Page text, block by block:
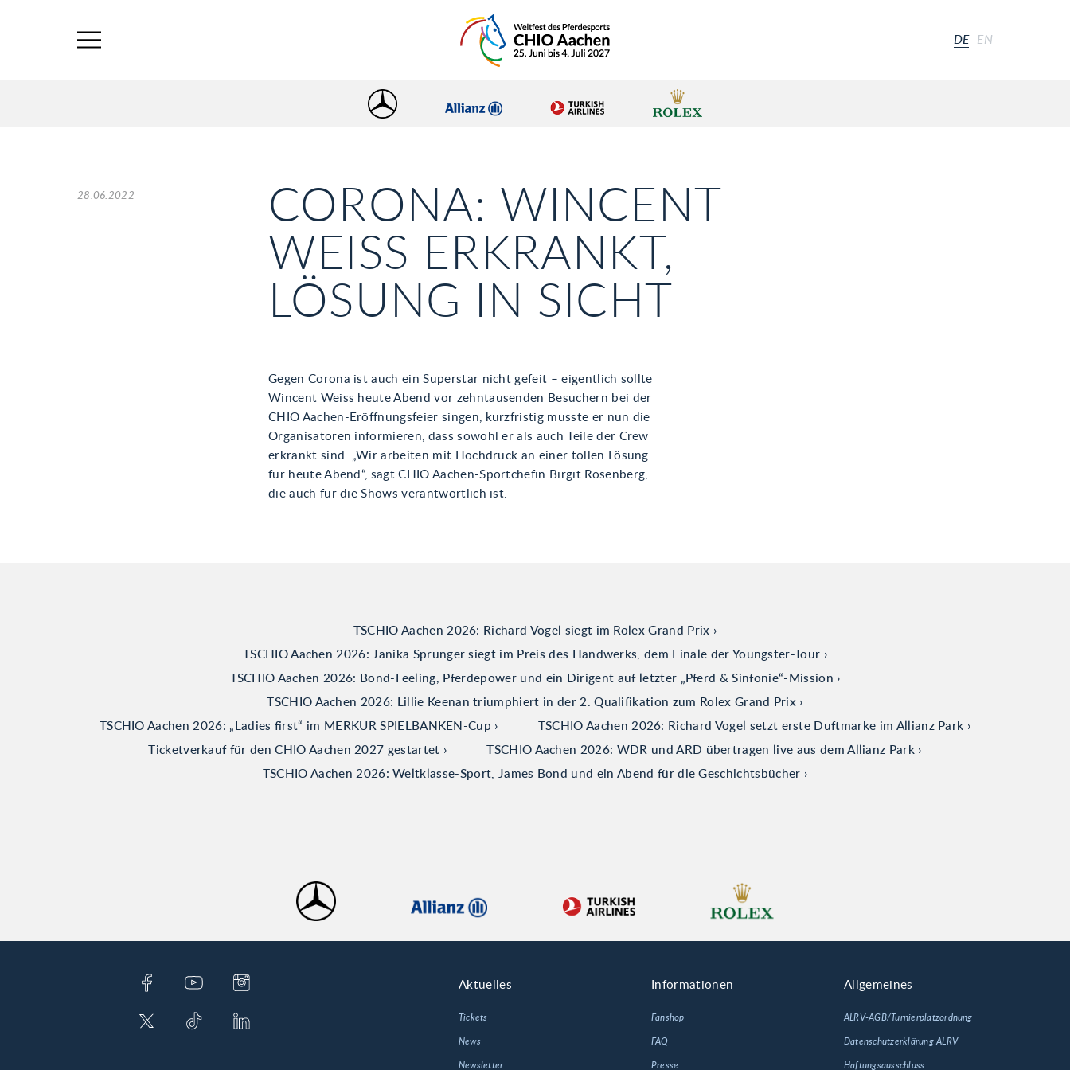
DE EN
28.06.2022
CORONA: WINCENT
WEISS ERKRANKT,
LÖSUNG IN SICHT
Gegen Corona ist auch ein Superstar nicht gefeit – eigentlich sollte
Wincent Weiss heute Abend vor zehntausenden Besuchern bei der
CHIO Aachen-Eröffnungsfeier singen, kurzfristig musste er nun die
Organisatoren informieren, dass sowohl er als auch Teile der Crew
erkrankt sind. „Wir arbeiten mit Hochdruck an einer tollen Lösung
für heute Abend“, sagt CHIO Aachen-Sportchefin Birgit Rosenberg,
die auch für die Shows verantwortlich ist.
TSCHIO Aachen 2026: Richard Vogel siegt im Rolex Grand Prix
TSCHIO Aachen 2026: Janika Sprunger siegt im Preis des Handwerks, dem Finale der Youngster-Tour
TSCHIO Aachen 2026: Bond-Feeling, Pferdepower und ein Dirigent auf letzter „Pferd & Sinfonie“-Mission
TSCHIO Aachen 2026: Lillie Keenan triumphiert in der 2. Qualifikation zum Rolex Grand Prix
TSCHIO Aachen 2026: „Ladies first“ im MERKUR SPIELBANKEN-Cup
TSCHIO Aachen 2026: Richard Vogel setzt erste Duftmarke im Allianz Park
Ticketverkauf für den CHIO Aachen 2027 gestartet
TSCHIO Aachen 2026: WDR und ARD übertragen live aus dem Allianz Park
TSCHIO Aachen 2026: Weltklasse-Sport, James Bond und ein Abend für die Geschichtsbücher
Aktuelles
Tickets
News
Newsletter
Informationen
Fanshop
FAQ
Presse
Allgemeines
ALRV-AGB/Turnierplatzordnung
Datenschutzerklärung ALRV
Haftungsausschluss